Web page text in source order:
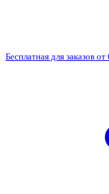
Бесплатная для заказов